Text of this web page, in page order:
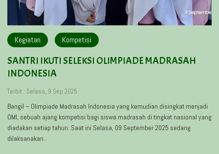
Kegiatan Kompetisi
SANTRI IKUTI SELEKSI OLIMPIADE MADRASAH
INDONESIA
Terbit : Selasa, 9 Sep 2025
Bangil – Olimpiade Madrasah Indonesia yang kemudian disingkat menjadi
OMI, sebuah ajang kompetisi bagi siswa madrasah di tingkat nasional yang
diadakan setiap tahun. Saat ini Selasa, 09 September 2025 sedang
dilaksanakan..